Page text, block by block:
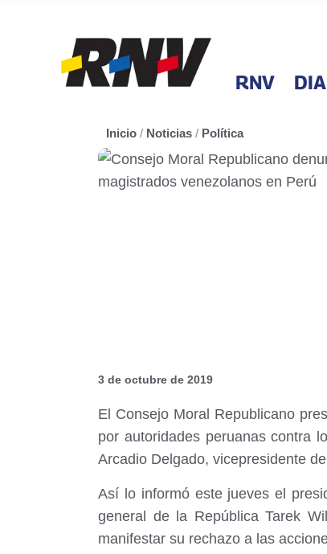
RNV
Inicio / Noticias / Política
3 de octubre de 2019
El Consejo Moral Republicano
por autoridades peruanas contra
Arcadio Delgado, vicepresidente
Así lo informó este jueves el
general de la República Tarek
manifestar su rechazo a las